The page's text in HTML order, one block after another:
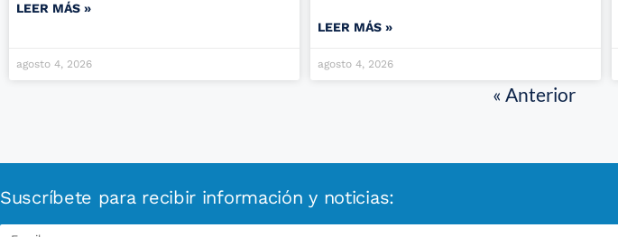
LEER MÁS »
agosto 4, 2026
LEER MÁS »
agosto 4, 2026
« Anterior
Suscríbete para recibir información y noticias: